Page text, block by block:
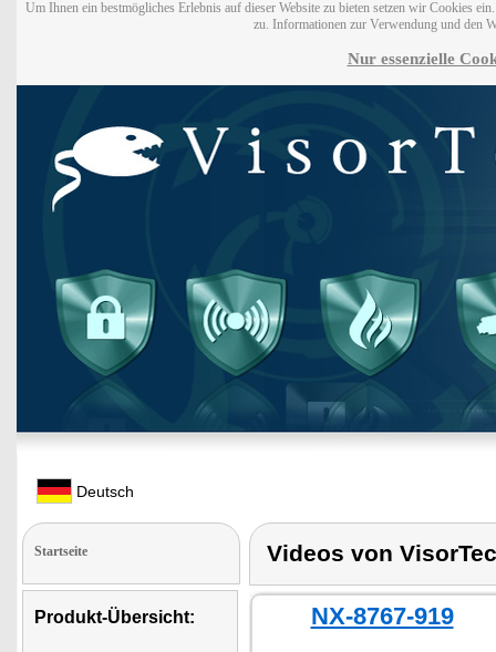
Um Ihnen ein bestmögliches Erlebnis auf dieser Website zu bieten setzen wir Cookies
zu. Informationen zur Verwendung und den
Nur essenzielle
Deutsch
Startseite
Produkt-Übersicht:
Videos von
NX-8767-919